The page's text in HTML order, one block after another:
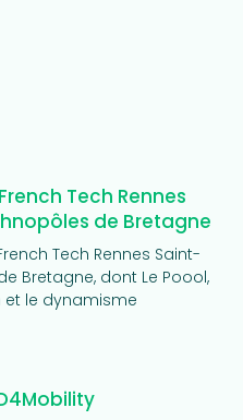
Tech Rennes
de Bretagne
Tech Rennes Saint-
Bretagne, dont Le Poool,
le dynamisme